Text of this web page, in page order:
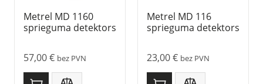
Metrel MD 1160
sprieguma detektors
57,00€ bez PVN
Metrel MD 116
sprieguma detektors
23,00€ bez PVN